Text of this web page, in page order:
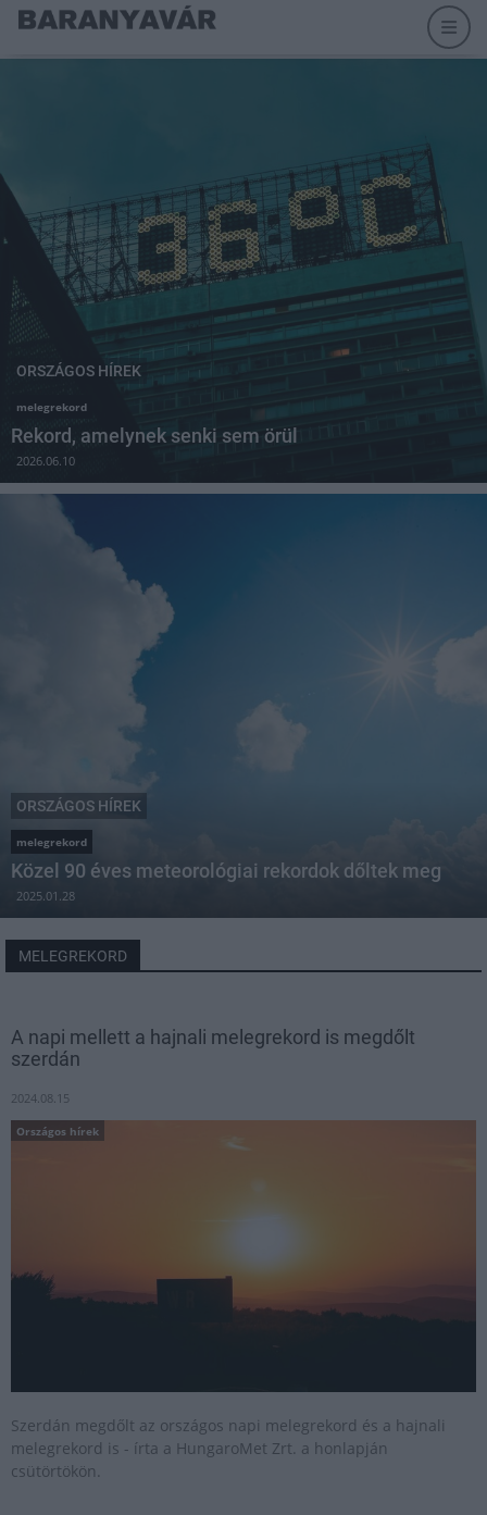
ORSZÁGOS HÍREK
melegrekord
Rekord, amelynek senki sem örül
2026.06.10
ORSZÁGOS HÍREK
melegrekord
Közel 90 éves meteorológiai rekordok dőltek meg
2025.01.28
MELEGREKORD
A napi mellett a hajnali melegrekord is megdőlt
szerdán
2024.08.15
Országos hírek
Szerdán megdőlt az országos napi melegrekord és a hajnali
melegrekord is - írta a HungaroMet Zrt. a honlapján
csütörtökön.